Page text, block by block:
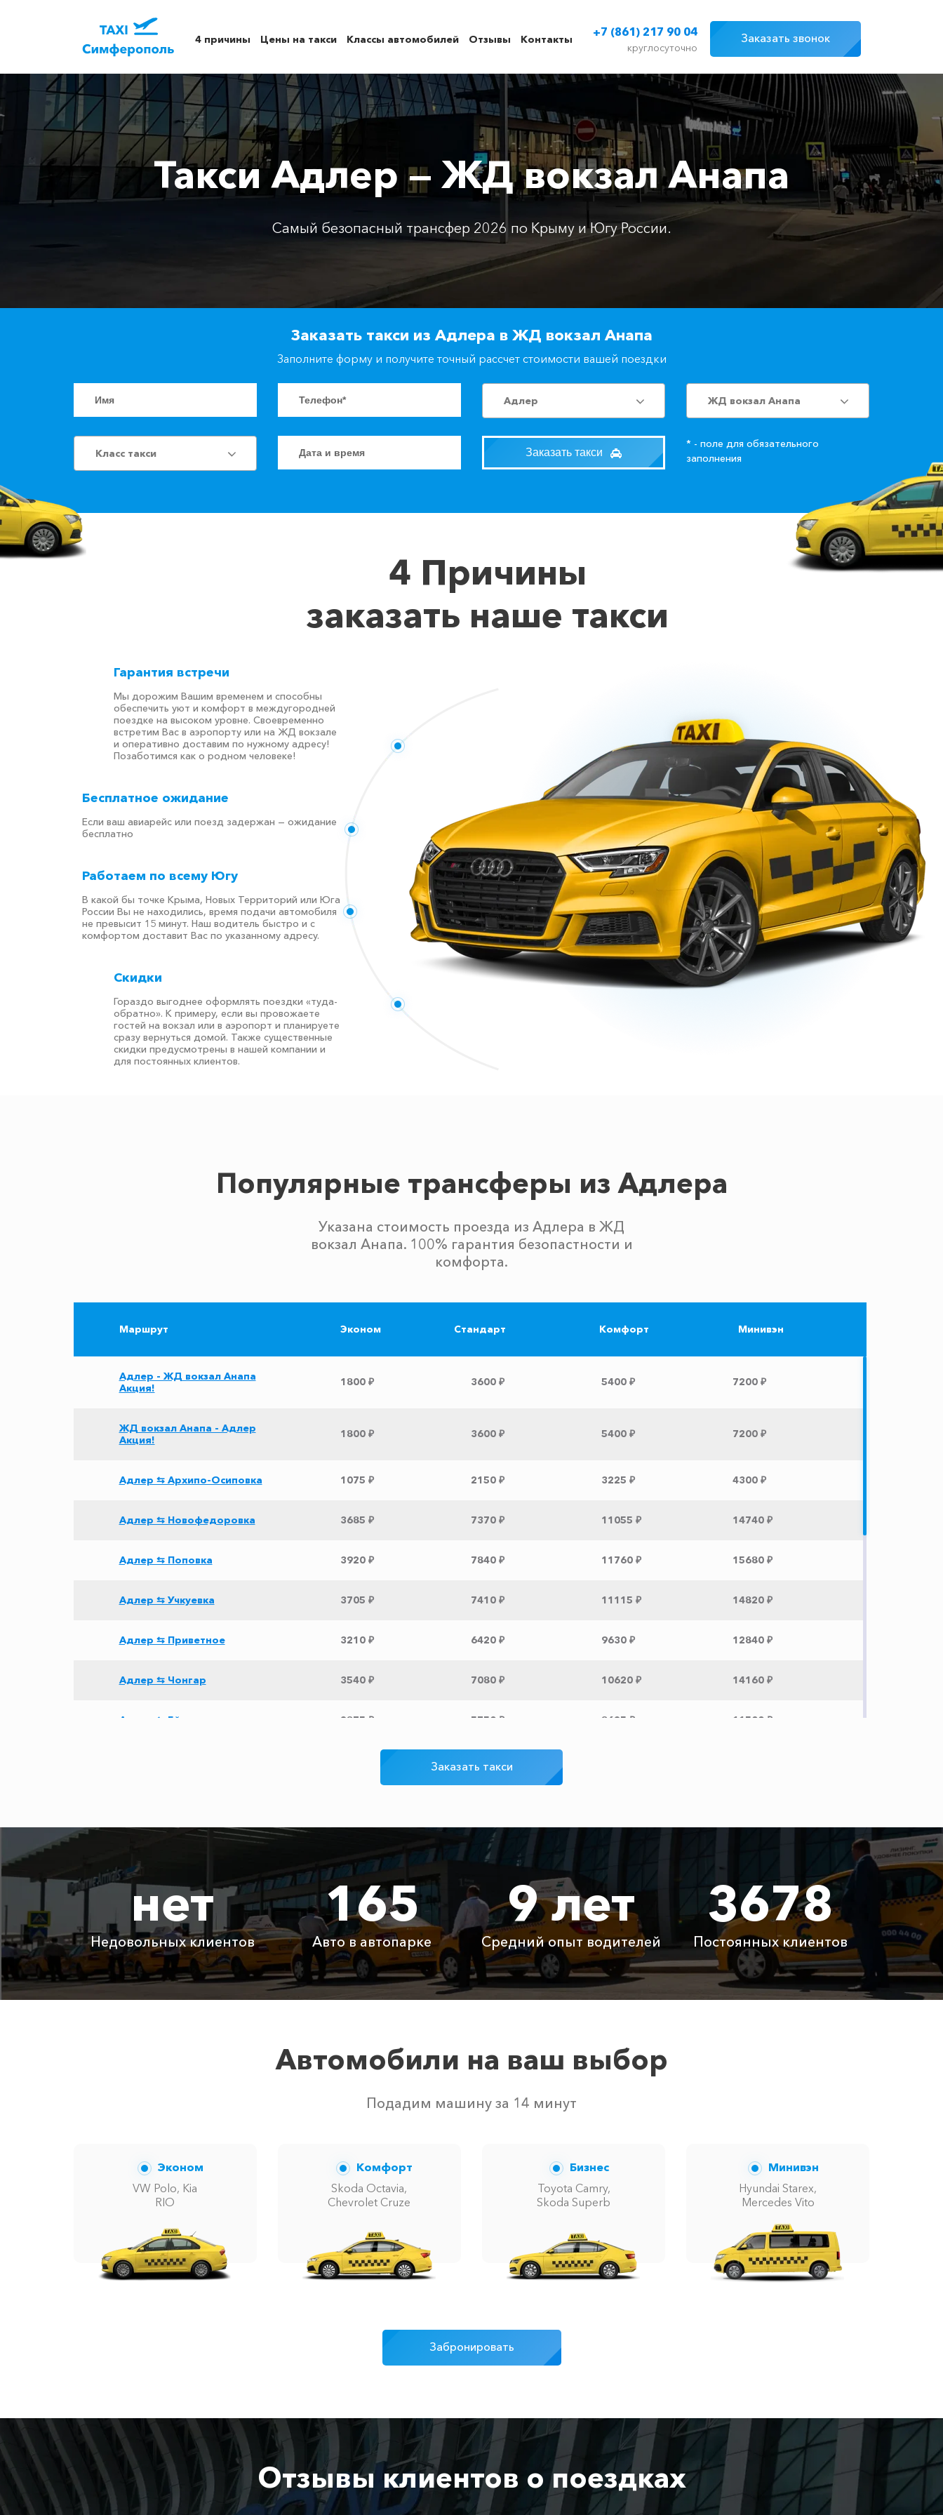
4 причины Цены на такси Классы автомобилей Отзывы Контакты
+7 (861) 217 90 04
круглосуточно
Заказать звонок
Такси Адлер — ЖД вокзал Анапа
Самый безопасный трансфер 2026 по Крыму и Югу России.
Заказать такси из Адлера в ЖД вокзал Анапа
Заполните форму и получите точный рассчет стоимости вашей поездки
Адлер ЖД вокзал Анапа
Класс такси Заказать такси
* - поле для обязательного
заполнения
4 Причины
заказать наше такси
Гарантия встречи
Мы дорожим Вашим временем и способны
обеспечить уют и комфорт в междугородней
поездке на высоком уровне. Своевременно
встретим Вас в аэропорту или на ЖД вокзале
и оперативно доставим по нужному адресу!
Позаботимся как о родном человеке!
Бесплатное ожидание
Если ваш авиарейс или поезд задержан — ожидание
бесплатно
Работаем по всему Югу
В какой бы точке Крыма, Новых Территорий или Юга
России Вы не находились, время подачи автомобиля
не превысит 15 минут. Наш водитель быстро и с
комфортом доставит Вас по указанному адресу.
Скидки
Гораздо выгоднее оформлять поездки «туда-
обратно». К примеру, если вы провожаете
гостей на вокзал или в аэропорт и планируете
сразу вернуться домой. Также существенные
скидки предусмотрены в нашей компании и
для постоянных клиентов.
Популярные трансферы из Адлера
Указана стоимость проезда из Адлера в ЖД
вокзал Анапа. 100% гарантия безопастности и
комфорта.
Маршрут Эконом Стандарт Комфорт Минивэн
Адлер - ЖД вокзал Анапа
Акция!
1800 ₽ 3600 ₽ 5400 ₽ 7200 ₽
ЖД вокзал Анапа - Адлер
Акция!
1800 ₽ 3600 ₽ 5400 ₽ 7200 ₽
Адлер ⇆ Архипо-Осиповка 1075 ₽ 2150 ₽ 3225 ₽ 4300 ₽
Адлер ⇆ Новофедоровка 3685 ₽ 7370 ₽ 11055 ₽ 14740 ₽
Адлер ⇆ Поповка 3920 ₽ 7840 ₽ 11760 ₽ 15680 ₽
Адлер ⇆ Учкуевка 3705 ₽ 7410 ₽ 11115 ₽ 14820 ₽
Адлер ⇆ Приветное 3210 ₽ 6420 ₽ 9630 ₽ 12840 ₽
Адлер ⇆ Чонгар 3540 ₽ 7080 ₽ 10620 ₽ 14160 ₽
Адлер ⇆ Ейск 2875 ₽ 5750 ₽ 8625 ₽ 11500 ₽
Адлер ⇆ ЖД вокзал Симферополь 6900 ₽
Адлер ⇆ Мариуполь ДНР 10800 ₽
Адлер ⇆ Смоленск 9050 ₽ 18100 ₽ 27150 ₽ 36200 ₽
Детское автокресло Бесплатно Бесплатно Бесплатно Бесплатно
Ожидание машины Бесплатно Бесплатно Бесплатно Бесплатно
Заказать такси
нет
Недовольных клиентов
165
Авто в автопарке
9 лет
Средний опыт водителей
3678
Постоянных клиентов
Автомобили на ваш выбор
Подадим машину за 14 минут
Эконом
VW Polo, Kia
RIO
Комфорт
Skoda Octavia,
Chevrolet Cruze
Бизнес
Toyota Camry,
Skoda Superb
Минивэн
Hyundai Starex,
Mercedes Vito
Забронировать
Отзывы клиентов о поездках